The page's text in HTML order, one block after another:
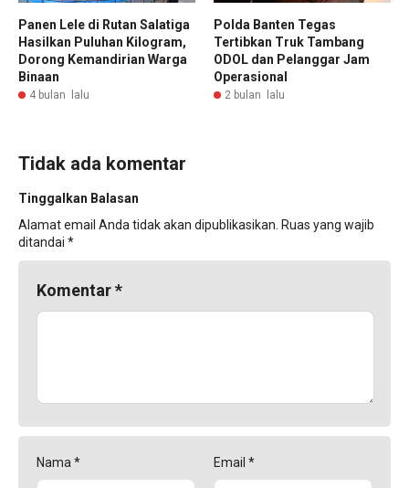
Panen Lele di Rutan Salatiga
Hasilkan Puluhan Kilogram,
Dorong Kemandirian Warga
Binaan
4 bulan lalu
Polda Banten Tegas
Tertibkan Truk Tambang
ODOL dan Pelanggar Jam
Operasional
2 bulan lalu
Tidak ada komentar
Tinggalkan Balasan
Alamat email Anda tidak akan dipublikasikan. Ruas yang wajib
ditandai *
Komentar*
Nama* Email *